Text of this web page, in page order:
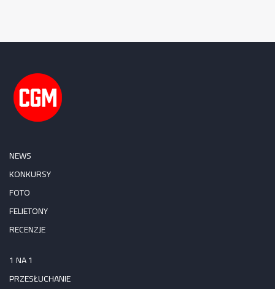
NEWS
KONKURSY
FOTO
FELIETONY
RECENZJE
1 NA 1
PRZESŁUCHANIE